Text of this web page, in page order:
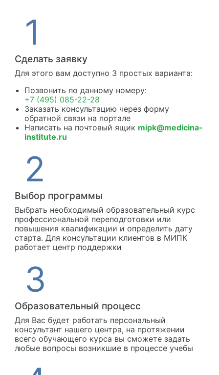
Сделать заявку
Для этого вам доступно 3 простых варианта:
Позвонить по данному номеру:
+7 (495) 085-22-28
Заказать консультацию через форму
обратной связи на портале
Написать на почтовый ящик mipk@medicina-
institute.ru
Выбор программы
Выбрать необходимый образовательный курс
профессиональной переподготовки или
повышения квалификации и определить дату
старта. Для консультации клиентов в МИПК
работает центр поддержки
Образовательный процесс
Для Вас будет работать персональный
консультант нашего центра, на протяжении
всего обучающего курса вы сможете задать
любые вопросы возникшие в процессе учебы